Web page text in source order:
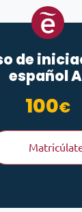
de
español
100€